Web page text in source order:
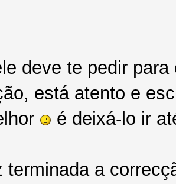
deve te pedir
está atento e
é deixá-lo ir
terminada a